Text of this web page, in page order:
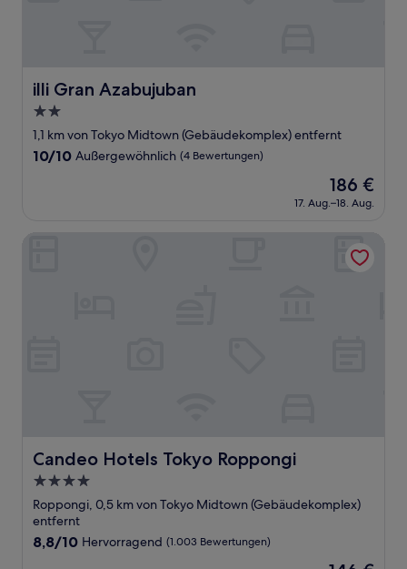
illi Gran Azabujuban
illi Gran Azabujuban
2.0-
Sterne-
Unterkunft
1,1 km von Tokyo Midtown (Gebäudekomplex) entfernt
10.0
Bewertungen)
10/10 Außergewöhnlich (4 Bewertungen)
Der
Preis
beträgt
186 €
17. Aug.–18. Aug.
Candeo Hotels Tokyo Roppongi
Candeo Hotels Tokyo Roppongi
4.0-
Sterne-
Unterkunft
Roppongi, 0,5 km von Tokyo Midtown (Gebäudekomplex)
entfernt
8.8
8,8/10 Hervorragend (1.003 Bewertungen)